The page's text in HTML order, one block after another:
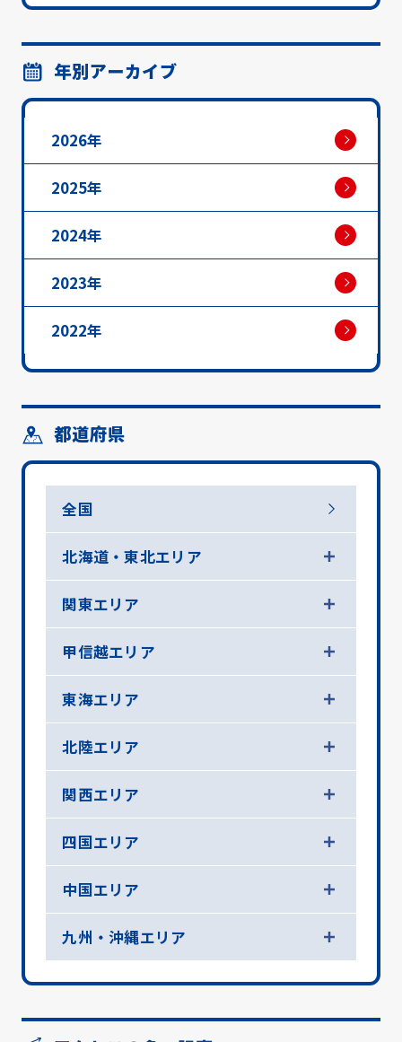
年別アーカイブ
2026年
2025年
2024年
2023年
2022年
都道府県
全国
北海道・東北エリア
関東エリア
甲信越エリア
東海エリア
北陸エリア
関西エリア
四国エリア
中国エリア
九州・沖縄エリア